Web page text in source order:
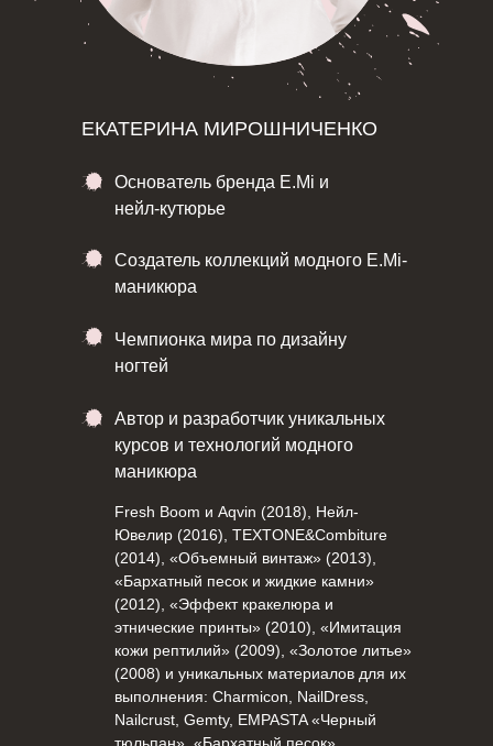
ЕКАТЕРИНА МИРОШНИЧЕНКО
Основатель бренда E.Mi и
нейл-кутюрье
Создатель коллекций модного E.Mi-
маникюра
Чемпионка мира по дизайну
ногтей
Автор и разработчик уникальных
курсов и технологий модного
маникюра
Fresh Boom и Aqvin (2018), Нейл-
Ювелир (2016), TEXTONE&Combiture
(2014), «Объемный винтаж» (2013),
«Бархатный песок и жидкие камни»
(2012), «Эффект кракелюра и
этнические принты» (2010), «Имитация
кожи рептилий» (2009), «Золотое литье»
(2008) и уникальных материалов для их
выполнения: Charmicon, NailDress,
Nailcrust, Gemty, EMPASTA «Черный